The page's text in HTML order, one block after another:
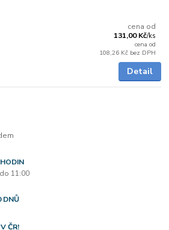
cena od
131,00 Kč/ks
cena od
108,26 Kč bez DPH
Detail
11:00
DNŮ
ČR!